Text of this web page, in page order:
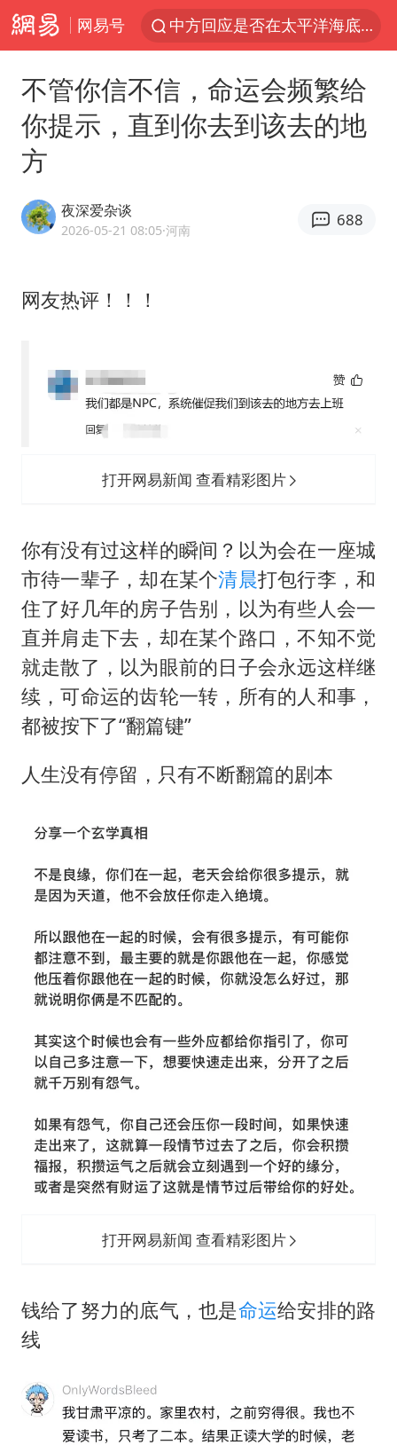
网易号
中方回应是否在太平洋海底开采稀土
泰国一女公务员妆容引争议 本人回应
外交部发言人就广岛核爆81周年等答记者问
台风白海豚影响中国已成定局
80后女柜员逆袭成4200亿银行副行长
奋进开新局 实干挑大梁
不管你信不信，命运会频繁给
你提示，直到你去到该去的地
方
夜深爱杂谈
2026-05-21 08:05·河南
688
网友热评！！！
打开网易新闻 查看精彩图片
你有没有过这样的瞬间？以为会在一座城
市待一辈子，却在某个清晨打包行李，和
住了好几年的房子告别，以为有些人会一
直并肩走下去，却在某个路口，不知不觉
就走散了，以为眼前的日子会永远这样继
续，可命运的齿轮一转，所有的人和事，
都被按下了“翻篇键”
人生没有停留，只有不断翻篇的剧本
打开网易新闻 查看精彩图片
钱给了努力的底气，也是命运给安排的路
线